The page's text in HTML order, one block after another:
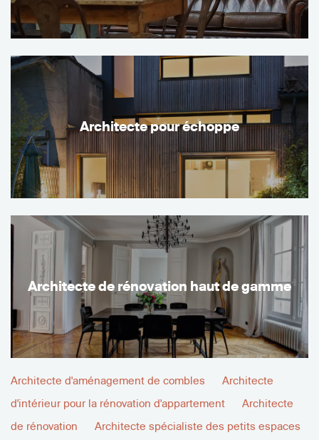
Architecte pour échoppe
Architecte de rénovation haut de gamme
Architecte d'aménagement de combles
Architecte
d'intérieur pour la rénovation d'appartement
Architecte
de rénovation
Architecte spécialiste des petits espaces